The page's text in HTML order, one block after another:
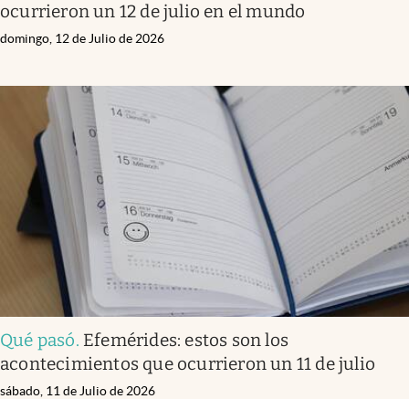
ocurrieron un 12 de julio en el mundo
domingo, 12 de Julio de 2026
Qué pasó. Efemérides: estos son los
acontecimientos que ocurrieron un 11 de julio
sábado, 11 de Julio de 2026